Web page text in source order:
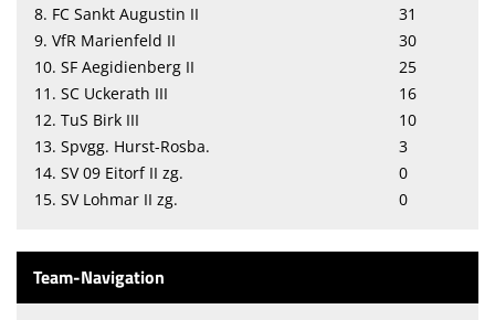
8. FC Sankt Augustin II
31
9. VfR Marienfeld II
30
10. SF Aegidienberg II
25
11. SC Uckerath III
16
12. TuS Birk III
10
13. Spvgg. Hurst-Rosba.
3
14. SV 09 Eitorf II zg.
0
15. SV Lohmar II zg.
0
Team-Navigation